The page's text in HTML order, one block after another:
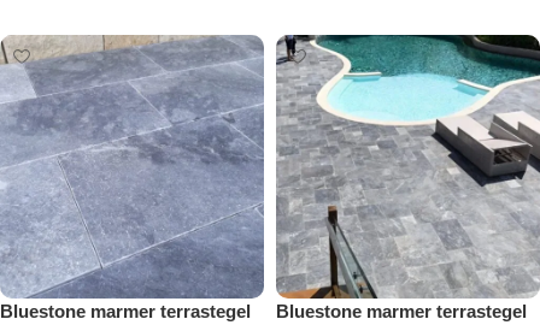
Bluestone marmer terrastegel
Bluestone marmer terrastegel